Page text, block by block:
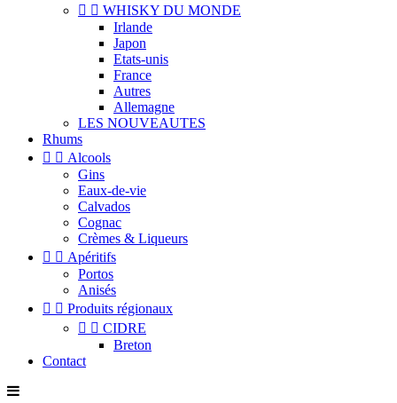
  WHISKY DU MONDE
Irlande
Japon
Etats-unis
France
Autres
Allemagne
LES NOUVEAUTES
Rhums
  Alcools
Gins
Eaux-de-vie
Calvados
Cognac
Crèmes & Liqueurs
  Apéritifs
Portos
Anisés
  Produits régionaux
  CIDRE
Breton
Contact